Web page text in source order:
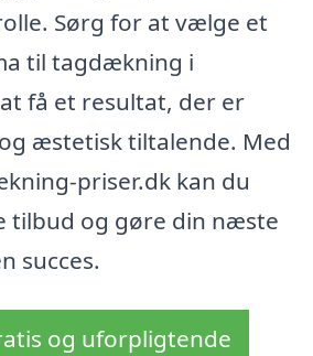
Sørg for at vælge et
til tagdækning i
få et resultat, der er
æstetisk tiltalende. Med
priser.dk kan du
tilbud og gøre din næste
succes.
og uforpligtende